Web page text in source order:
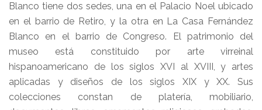
Blanco tiene dos sedes, una en el Palacio Noel ubicado
en el barrio de Retiro, y la otra en La Casa Fernández
Blanco en el barrio de Congreso. El patrimonio del
museo está constituido por arte virreinal
hispanoamericano de los siglos XVI al XVIII, y artes
aplicadas y diseños de los siglos XIX y XX. Sus
colecciones constan de platería, mobiliario,